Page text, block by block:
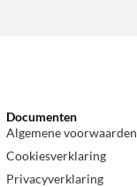
Documenten
Algemene voorwaarden
Cookiesverklaring
Privacyverklaring